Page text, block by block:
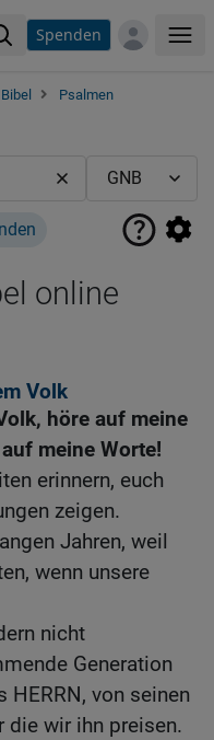
Spenden
Psalmen
online
Volk
höre auf meine
meine Worte!
erinnern, euch
zeigen.
Jahren, weil
wenn unsere
nicht
Generation
von seinen
die wir ihn preisen.